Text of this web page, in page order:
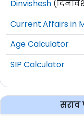
Dinvishesh
Current Affairs in
Age Calculator
SIP Calculator
सराव